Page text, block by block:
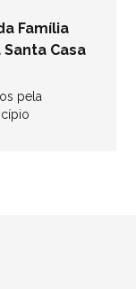
Família
Casa
pela